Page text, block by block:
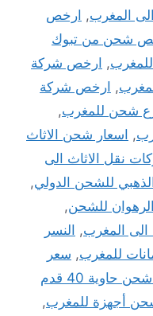
المغرب, ارخص
شحن من تبوك
, ارخص شركة
, ارخص شركة
شحن للمغرب,
, اسعار شحن الاثاث
نقل الاثاث الى
للشحن الدولي,
الرهوان للشحن,
المغرب, النسر
للمغرب, سعر
سعر شحن حاوية 40 قدم
أجهزة للمغرب,